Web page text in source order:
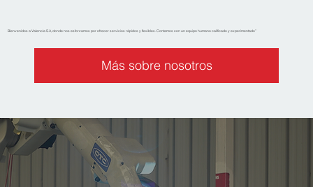
Bienvenidos a Valencia S.A, donde nos esforzamos por ofrecer servicios rápidos y flexibles. Contamos con un equipo humano calificado y experimentado”
Más sobre nosotros